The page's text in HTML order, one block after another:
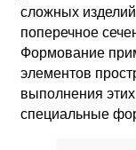
сложных
поперечное
Формование
элементов
выполнения
специальные